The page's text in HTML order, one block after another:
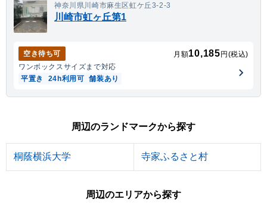
神奈川県川崎市麻生区虹ケ丘3-2-3
川崎市虹ヶ丘第1
空き待ち可 月額10,185円(税込)
ワンボックス サイズまで対応
平置き
24h利用可 舗装あり
周辺のランドマークから探す
桐蔭横浜大学 寺家ふるさと村
周辺のエリアから探す